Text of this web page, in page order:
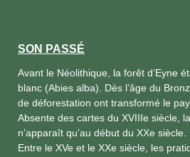
SON PASSÉ
Avant le Néolithique, la forêt d’Eyne
blanc (Abies alba). Dès l’âge du
de déforestation ont transformé le
Absente des cartes du XVIIIe siècle,
n’apparaît qu’au début du XXe siècle.
Entre le XVe et le XXe siècle, les